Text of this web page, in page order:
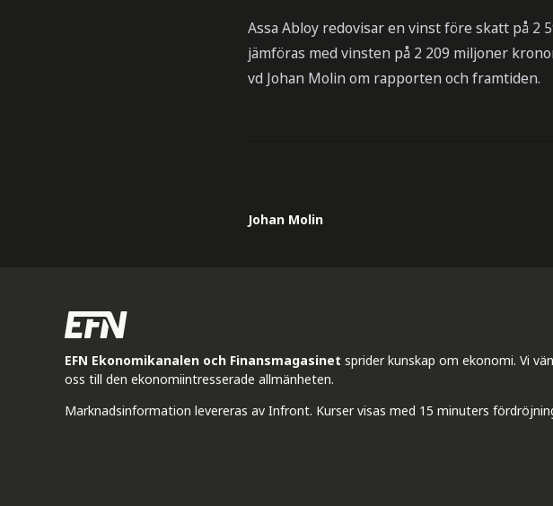
Assa Abloy redovisar en vinst före skatt på
jämföras med vinsten på 2 209 miljoner
vd Johan Molin om rapporten och framtiden.
Johan Molin
EFN Ekonomikanalen och Finansmagasinet sprider kunskap om ekonomi. Vi
oss till den ekonomiintresserade allmänheten.
Marknadsinformation levereras av Infront. Kurser visas med 15 minuters